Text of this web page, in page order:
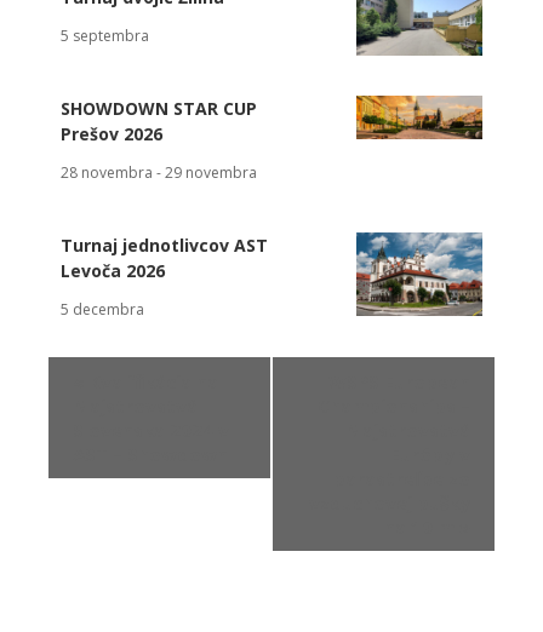
5 septembra
SHOWDOWN STAR CUP
Prešov 2026
28 novembra -29 novembra
Turnaj jednotlivcov AST
Levoča 2026
5 decembra